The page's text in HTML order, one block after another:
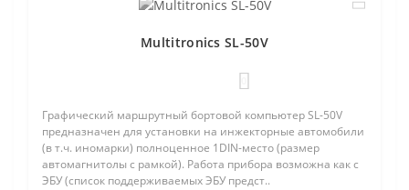
Multitronics SL-50V
Графический маршрутный бортовой компьютер SL-50V
предназначен для установки на инжекторные автомобили
(в т.ч. иномарки) полноценное 1DIN-место (размер
автомагнитолы с рамкой). Работа прибора возможна как с
ЭБУ (список поддерживаемых ЭБУ предст..